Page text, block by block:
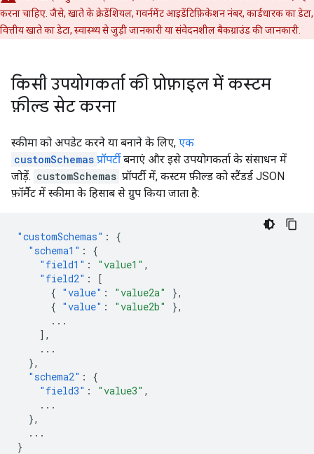
करना चाहिए. जैसे, खाते के क्रेडेंशियल, गवर्नमेंट आइडेंटिफ़िकेशन नंबर, कार्डधारक का डेटा,
वित्तीय खाते का डेटा, स्वास्थ्य से जुड़ी जानकारी या संवेदनशील बैकग्राउंड की जानकारी.
किसी उपयोगकर्ता की प्रोफ़ाइल में कस्टम
फ़ील्ड सेट करना
स्कीमा को अपडेट करने या बनाने के लिए, एक
customSchemas प्रॉपर्टीबनाएं और इसे उपयोगकर्ता के संसाधन में
जोड़ें. customSchemas प्रॉपर्टी में, कस्टम फ़ील्ड को स्टैंडर्ड JSON
फ़ॉर्मैट में स्कीमा के हिसाब से ग्रुप किया जाता है:
"customSchemas" :
{
"schema1" :
{
"field1" : "value1" ,
"field2" :
[
{ "value" : "value2a"
},
{ "value" : "value2b"
},
...
],
...
},
"schema2" :
{
"field3" : "value3" ,
...
},
...
}